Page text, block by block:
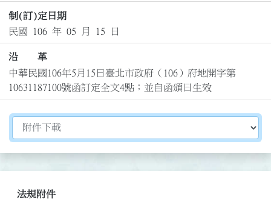
制(訂)定日期
民國 106 年 05 月 15 日
沿 革
中華民國106年5月15日臺北市政府（106）府地開字第
10631187100號函訂定全文4點；並自函頒日生效
切換選擇法規資訊內容
法規附件